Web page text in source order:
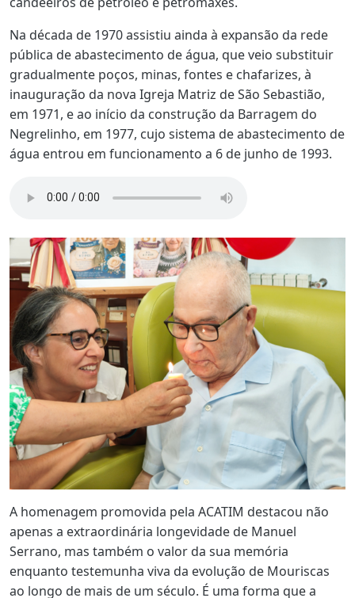
Na década de 1970 assistiu ainda à expansão da rede
pública de abastecimento de água, que veio substituir
gradualmente poços, minas, fontes e chafarizes, à
inauguração da nova Igreja Matriz de São Sebastião,
em 1971, e ao início da construção da Barragem do
Negrelinho, em 1977, cujo sistema de abastecimento de
água entrou em funcionamento a 6 de junho de 1993.
A homenagem promovida pela ACATIM destacou não
apenas a extraordinária longevidade de Manuel
Serrano, mas também o valor da sua memória
enquanto testemunha viva da evolução de Mouriscas
ao longo de mais de um século. É uma forma que a